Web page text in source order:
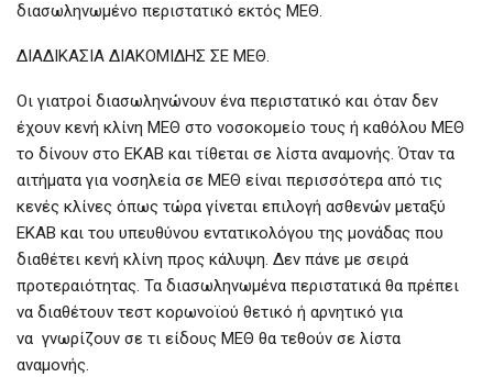
διασωληνωμένο περιστατικό εκτός ΜΕΘ.
ΔΙΑΔΙΚΑΣΙΑ ΔΙΑΚΟΜΙΔΗΣ ΣΕ ΜΕΘ.
Οι γιατροί διασωληνώνουν ένα περιστατικό και όταν δεν
έχουν κενή κλίνη ΜΕΘ στο νοσοκομείο τους ή καθόλου ΜΕΘ
το δίνουν στο ΕΚΑΒ και τίθεται σε λίστα αναμονής. Όταν τα
αιτήματα για νοσηλεία σε ΜΕΘ είναι περισσότερα από τις
κενές κλίνες όπως τώρα γίνεται επιλογή ασθενών μεταξύ
ΕΚΑΒ και του υπευθύνου εντατικολόγου της μονάδας που
διαθέτει κενή κλίνη προς κάλυψη. Δεν πάνε με σειρά
προτεραιότητας. Τα διασωληνωμένα περιστατικά θα πρέπει
να διαθέτουν τεστ κορωνοϊού θετικό ή αρνητικό για
να γνωρίζουν σε τι είδους ΜΕΘ θα τεθούν σε λίστα
αναμονής.